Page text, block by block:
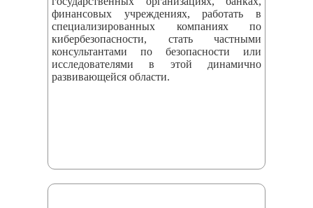
финансовых учреждениях, работать в
специализированных компаниях по
кибербезопасности, стать частными
консультантами по безопасности или
исследователями в этой динамично
развивающейся области.